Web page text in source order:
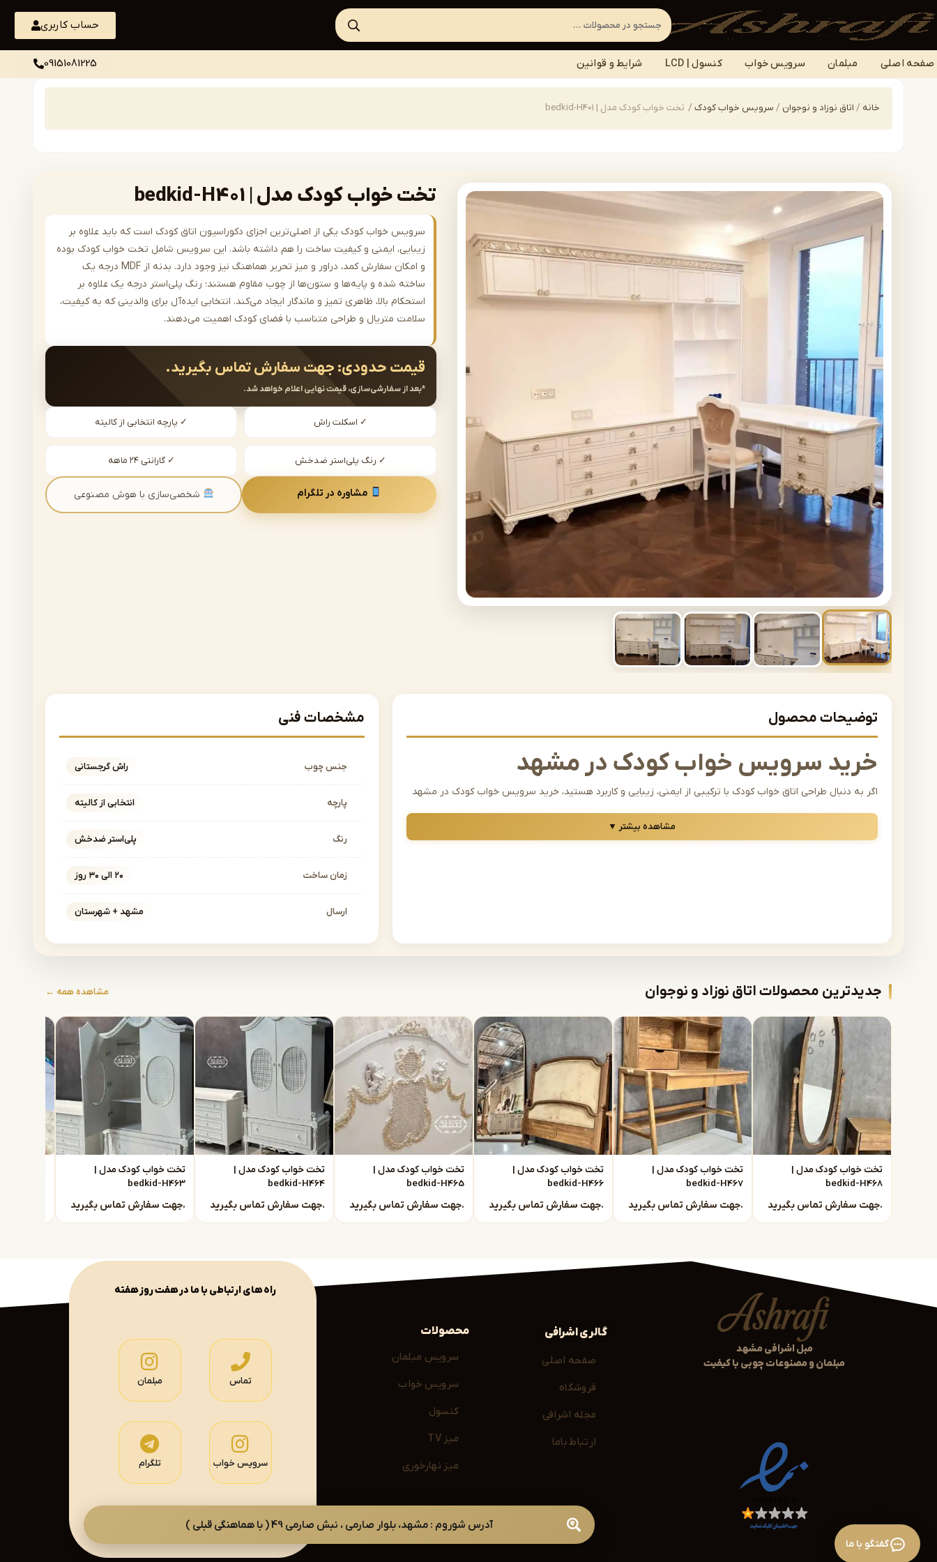
حساب کاربری
صفحه اصلی مبلمان سرویس خواب کنسول | LCD شرایط و قوانین 09151081225
خانه / اتاق نوزاد و نوجوان / سرویس خواب کودک / تخت خواب کودک مدل | bedkid-H401
تخت خواب کودک مدل | bedkid-H401
سرویس خواب کودک یکی از اصلی‌ترین اجزای دکوراسیون اتاق کودک است که باید علاوه بر
زیبایی، ایمنی و کیفیت ساخت را هم داشته باشد. این سرویس شامل تخت خواب کودک بوده
و امکان سفارش کمد، دراور و میز تحریر هماهنگ نیز وجود دارد. بدنه از MDF درجه یک
ساخته شده و پایه‌ها و ستون‌ها از چوب مقاوم هستند؛ رنگ پلی‌استر درجه یک علاوه بر
استحکام بالا، ظاهری تمیز و ماندگار ایجاد می‌کند. انتخابی ایده‌آل برای والدینی که به کیفیت،
سلامت متریال و طراحی متناسب با فضای کودک اهمیت می‌دهند.
قیمت حدودی: جهت سفارش تماس بگیرید.
*بعد از سفارشی‌سازی، قیمت نهایی اعلام خواهد شد.
✓ اسکلت راش ✓ پارچه انتخابی از کالیته
✓ رنگ پلی‌استر ضدخش ✓ گارانتی ۲۴ ماهه
مشاوره در تلگرام شخصی‌سازی با هوش مصنوعی
توضیحات محصول
خرید سرویس خواب کودک در مشهد
اگر به دنبال طراحی اتاق خواب کودک با ترکیبی از ایمنی، زیبایی و کاربرد هستید، خرید سرویس خواب کودک در مشهد
یکی از مهم‌ترین تصمیم‌های دکوراسیونی شماست. سرویس خواب کودک باید علاوه بر جذابیت بصری، استحکام بالا،
لبه‌های ایمن و متریال سالم داشته باشد تا آرامش و رشد فرزندتان را تضمین کند. مجموعه اشرافی با تولید مستقیم
پایه‌ها و ستون‌های چوبی محکم برای استحکام بالا
رنگ پلی‌استر درجه یک با پوشش یکنواخت و ماندگار
طراحی متناسب با ابعاد اتاق کودک و امکان سفارش سرویس کامل یا تکی
امکان سفارش کمد، دراور و میز تحریر هماهنگ با تخت
خرید سرویس خواب کودک مشهد – مستقیم از تولیدی
با خرید مستقیم از کارخانه اشرافی:
قیمت‌های شفاف و بدون واسطه
امکان سفارشی‌سازی رنگ، ابعاد و ترکیب اجزای سرویس
کیفیت ساخت تحت کنترل تیم تولید
ارسال و نصب در مشهد و شهرهای اطراف
ما با تجربه چندین ساله در تولید مبلمان کودک و نوجوان، بهترین گزینه را متناسب با سن، سلیقه و بودجه شما
تنوع مدل‌های سرویس خواب کودک
در این دسته‌بندی می‌توانید انواع مدل‌های سرویس خواب کودک را مشاهده کنید:
تخت خواب تک‌نفره کودک با طراحی مدرن و رنگ‌های شاد
ست کامل شامل تخت، کمد لباس، دراور و میز تحریر
امکان سفارش محصولات به صورت سرویس کامل یا انتخاب تکی هر قطعه
تمام مدل‌ها با استانداردهای ایمنی و ارگونومی طراحی شده‌اند تا علاوه بر زیبایی، آرامش و نظم را در اتاق کودک فراهم
خدمات اختصاصی برای مشتریان مشهد
بازدید حضوری از شوروم برای دیدن کیفیت واقعی کار
مشاوره رایگان برای انتخاب رنگ و چیدمان اتاق کودک
مشاهده بیشتر ▼
مشخصات فنی
جنس چوب راش گرجستانی
پارچه انتخابی از کالیته
رنگ پلی‌استر ضدخش
زمان ساخت ۲۰ الی ۳۰ روز
ارسال مشهد + شهرستان
جدیدترین محصولات اتاق نوزاد و نوجوان مشاهده همه ←
تخت خواب کودک مدل |
bedkid-H468
جهت سفارش تماس بگیرید.
تخت خواب کودک مدل |
bedkid-H467
جهت سفارش تماس بگیرید.
تخت خواب کودک مدل |
bedkid-H466
جهت سفارش تماس بگیرید.
تخت خواب کودک مدل |
bedkid-H465
جهت سفارش تماس بگیرید.
تخت خواب کودک مدل |
bedkid-H464
جهت سفارش تماس بگیرید.
تخت خواب کودک مدل |
bedkid-H463
جهت سفارش تماس بگیرید.
تخت خواب
مبل اشرافی مشهد
مبلمان و مصنوعات چوبی با کیفیت
گالری اشرافی محصولات
صفحه اصلی
فروشگاه
مجله اشرافی
ارتباط باما
سرویس مبلمان
سرویس خواب
کنسول
میز TV
میز نهارخوری
راه های ارتباطی با ما در هفت روز هفته
تماس مبلمان
سرویس خواب تلگرام
آدرس شوروم : مشهد، بلوار صارمی ، نبش صارمی 49 ( با هماهنگی قبلی )
گفتگو با ما
دستیار هوش مصنوعی
همیشه در خدمت شما